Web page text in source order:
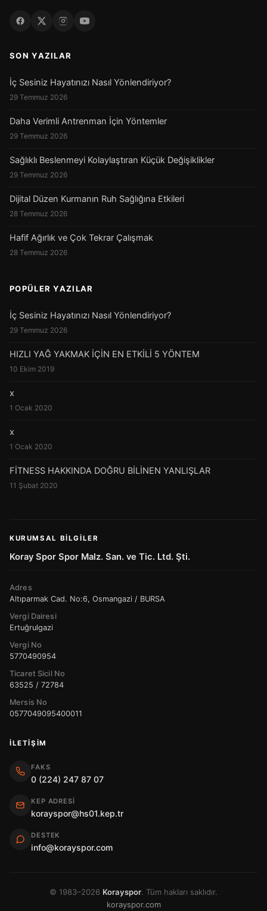
SON YAZILAR
İç Sesiniz Hayatınızı Nasıl Yönlendiriyor?
29 Temmuz 2026
Daha Verimli Antrenman İçin Yöntemler
29 Temmuz 2026
Sağlıklı Beslenmeyi Kolaylaştıran Küçük Değişiklikler
29 Temmuz 2026
Dijital Düzen Kurmanın Ruh Sağlığına Etkileri
28 Temmuz 2026
Hafif Ağırlık ve Çok Tekrar Çalışmak
28 Temmuz 2026
POPÜLER YAZILAR
İç Sesiniz Hayatınızı Nasıl Yönlendiriyor?
29 Temmuz 2026
HIZLI YAĞ YAKMAK İÇİN EN ETKİLİ 5 YÖNTEM
10 Ekim 2019
x
1 Ocak 2020
x
1 Ocak 2020
FİTNESS HAKKINDA DOĞRU BİLİNEN YANLIŞLAR
11 Şubat 2020
KURUMSAL BILGILER
Koray Spor Spor Malz. San. ve Tic. Ltd. Şti.
Adres
Altıparmak Cad. No:6, Osmangazi / BURSA
Vergi Dairesi
Ertuğrulgazi
Vergi No
5770490954
Ticaret Sicil No
63525 / 72784
Mersis No
0577049095400011
İLETIŞIM
FAKS
0 (224) 247 87 07
KEP ADRESI
korayspor@hs01.kep.tr
DESTEK
info@korayspor.com
© 1983–2026 Korayspor. Tüm hakları saklıdır.
korayspor.com